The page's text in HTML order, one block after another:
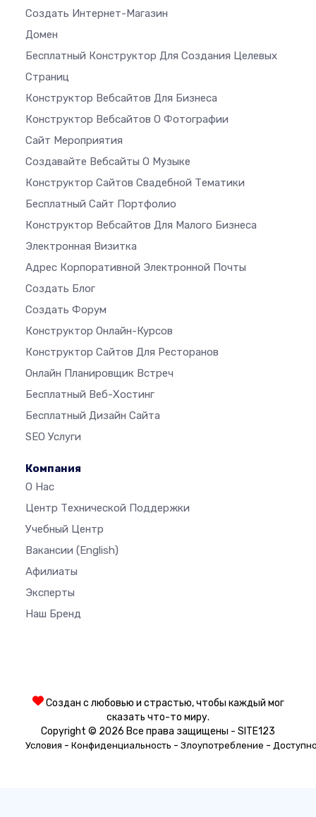
Создать Интернет-Магазин
Домен
Бесплатный Конструктор Для Создания Целевых
Страниц
Конструктор Вебсайтов Для Бизнеса
Конструктор Вебсайтов О Фотографии
Сайт Мероприятия
Создавайте Вебсайты О Музыке
Конструктор Сайтов Свадебной Тематики
Бесплатный Сайт Портфолио
Конструктор Вебсайтов Для Малого Бизнеса
Электронная Визитка
Адрес Корпоративной Электронной Почты
Создать Блог
Создать Форум
Конструктор Онлайн-Курсов
Конструктор Сайтов Для Ресторанов
Онлайн Планировщик Встреч
Бесплатный Веб-Хостинг
Бесплатный Дизайн Сайта
SEO Услуги
Компания
О Нас
Центр Технической Поддержки
Учебный Центр
Вакансии (English)
Афилиаты
Эксперты
Наш Бренд
Создан с любовью и страстью, чтобы каждый мог
сказать что-то миру.
Copyright © 2026 Все права защищены - SITE123
Условия - Конфиденциальность - Злоупотребление -